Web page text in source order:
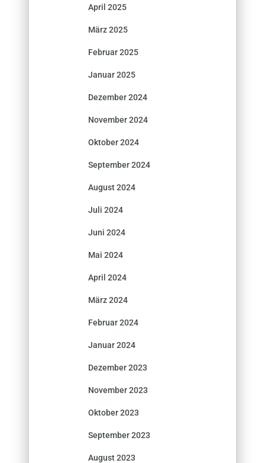
April 2025
März 2025
Februar 2025
Januar 2025
Dezember 2024
November 2024
Oktober 2024
September 2024
August 2024
Juli 2024
Juni 2024
Mai 2024
April 2024
März 2024
Februar 2024
Januar 2024
Dezember 2023
November 2023
Oktober 2023
September 2023
August 2023